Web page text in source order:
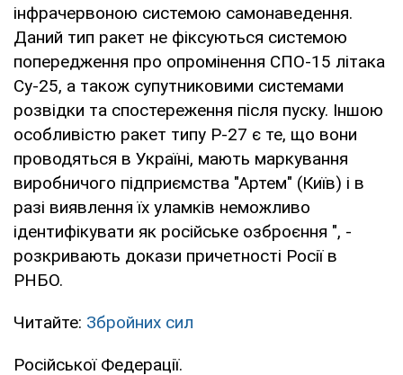
інфрачервоною системою самонаведення.
Даний тип ракет не фіксуються системою
попередження про опромінення СПО-15 літака
Су-25, а також супутниковими системами
розвідки та спостереження після пуску. Іншою
особливістю ракет типу Р-27 є те, що вони
проводяться в Україні, мають маркування
виробничого підприємства "Артем" (Київ) і в
разі виявлення їх уламків неможливо
ідентифікувати як російське озброєння ", -
розкривають докази причетності Росії в
РНБО.
Читайте: Збройних сил
Російської Федерації.